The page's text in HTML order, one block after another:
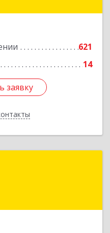
621
14
заявку
заявку
Уварово г, Южная ул,